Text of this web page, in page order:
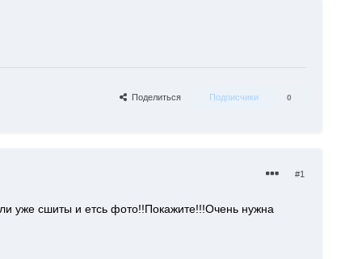
Поделиться Подписчики 0
#1
уже сшиты и етсь фото!!Покажите!!!Очень нужна